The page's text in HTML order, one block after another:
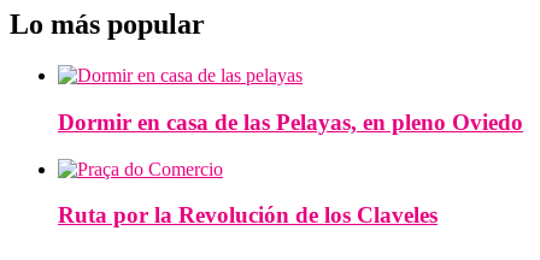
Lo más popular
Dormir en casa de las Pelayas, en pleno Oviedo
Ruta por la Revolución de los Claveles